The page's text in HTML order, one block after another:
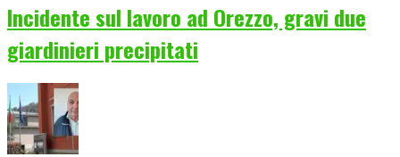
Incidente sul lavoro ad Orezzo, gravi due
giardinieri precipitati